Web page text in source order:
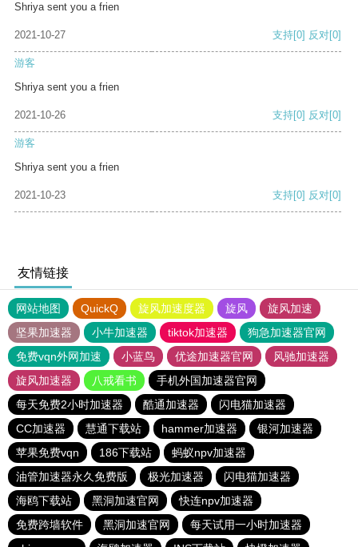
Shriya sent you a frien
2021-10-27 支持[0] 反对[0]
游客
Shriya sent you a frien
2021-10-26 支持[0] 反对[0]
游客
Shriya sent you a frien
2021-10-23 支持[0] 反对[0]
友情链接
网站地图 QuickQ 旋风加速度器 旋风
旋风加速
坚果加速器
小牛加速器 tiktok加速器
狗急加速器官网
免费vqn外网加速
小蓝鸟 优途加速器官网
风驰加速器
旋风加速器
八戒看书
手机外国加速器官网
每天免费2小时加速器
酷通加速器
闪电猫加速器
CC加速器
慧通下载站 hammer加速器
银河加速器
苹果免费vqn
186下载站
蚂蚁npv加速器
油管加速器永久免费版
极光加速器
闪电猫加速器
海鸥下载站
黑洞加速官网
快连npv加速器
免费跨墙软件
黑洞加速官网
每天试用一小时加速器